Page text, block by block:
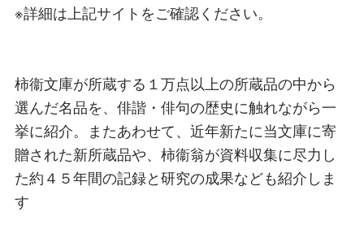
※詳細は上記サイトをご確認ください。
柿衞文庫が所蔵する１万点以上の所蔵品の中から
選んだ名品を、俳諧・俳句の歴史に触れながら一
挙に紹介。またあわせて、近年新たに当文庫に寄
贈された新所蔵品や、柿衞翁が資料収集に尽力し
た約４５年間の記録と研究の成果なども紹介しま
す